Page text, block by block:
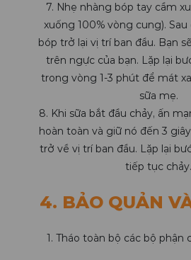
7. Nhẹ nhàng bóp tay cầm
xuống 100% vòng cung).
bóp trở lại vị trí ban đầu. Bạn
trên ngực của bạn. Lặp lại
trong vòng 1-3 phút để mát
sữa mẹ.
8. Khi sữa bắt đầu chảy, ấn
hoàn toàn và giữ nó đến 3
trở về vị trí ban đầu. Lặp lại
tiếp tục chảy.
4. BẢO QUẢN
1. Tháo toàn bộ các bộ phận